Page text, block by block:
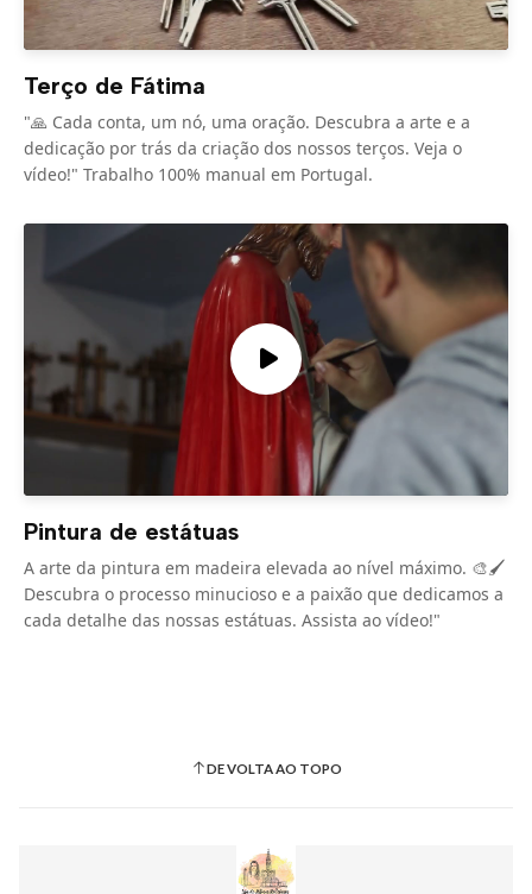
Terço de Fátima
"🙏 Cada conta, um nó, uma oração. Descubra a arte e a
dedicação por trás da criação dos nossos terços. Veja o
vídeo!" Trabalho 100% manual em Portugal.
Pintura de estátuas
A arte da pintura em madeira elevada ao nível máximo. 🎨🖌️
Descubra o processo minucioso e a paixão que dedicamos a
cada detalhe das nossas estátuas. Assista ao vídeo!"
DE VOLTA AO TOPO